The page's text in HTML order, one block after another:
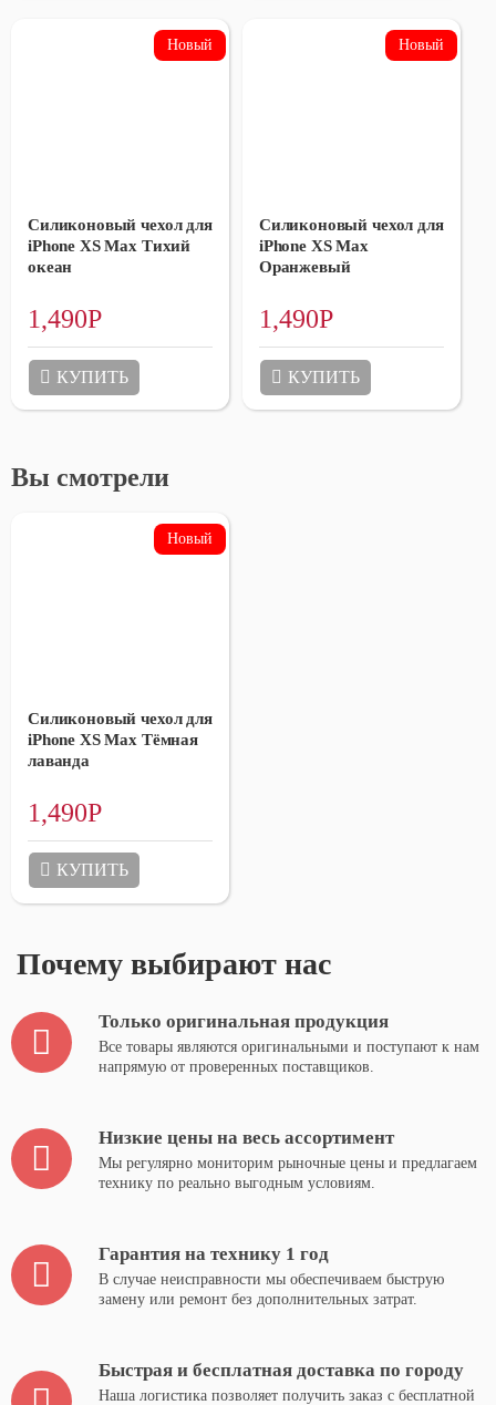
Силиконовый чехол для
iPhone XS Max Тихий
океан
1,490Р
КУПИТЬ
Силиконовый чехол для
iPhone XS Max
Оранжевый
1,490Р
КУПИТЬ
Вы смотрели
Силиконовый чехол для
iPhone XS Max Тёмная
лаванда
1,490Р
КУПИТЬ
Почему выбирают нас
Только оригинальная продукция
Все товары являются оригинальными и поступают к нам
напрямую от проверенных поставщиков.
Низкие цены на весь ассортимент
Мы регулярно мониторим рыночные цены и предлагаем
технику по реально выгодным условиям.
Гарантия на технику 1 год
В случае неисправности мы обеспечиваем быструю
замену или ремонт без дополнительных затрат.
Быстрая и бесплатная доставка по городу
Наша логистика позволяет получить заказ с бесплатной